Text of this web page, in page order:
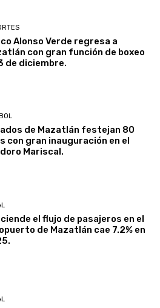
Alonso Verde regresa a
con gran función de boxeo
de diciembre.
de Mazatlán festejan 80
con gran inauguración en el
Mariscal.
el flujo de pasajeros en el
de Mazatlán cae 7.2% en